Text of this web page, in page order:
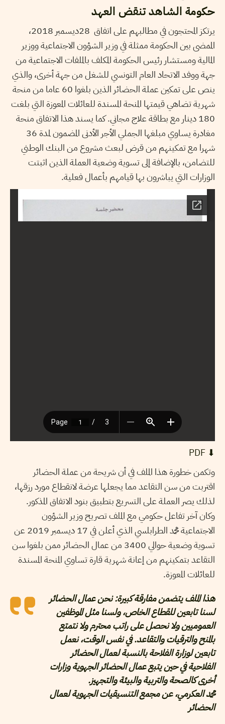
حكومة الشاهد تنقض العهد
يرتكز المحتجون في مطالبهم على اتفاق 28ديسمبر 2018،
الممضى بين الحكومة ممثلة في وزير الشؤون الاجتماعية ووزير
المالية ومستشار رئيس الحكومة المكلف بالملفات الاجتماعية من
جهة ووفد الاتحاد العام التونسي للشغل من جهة أخرى، والذي
ينص على تمكين عملة الحضائر الذين بلغوا 60 عاما من منحة
شهرية تضاهي قيمتها المنحة المسندة للعائلات المعوزة التي بلغت
180 دينار مع بطاقة علاج مجاني. كما يسند هذا الاتفاق منحة
مغادرة يساوي مبلغها الجملي الأجر الأدنى المضمون لمدة 36
شهرا مع تمكينهم من قرض لبعث مشروع من البنك الوطني
للتضامن، بالإضافة إلى تسوية وضعية العملة الذين اثبتت
الوزارات التي يباشرون بها قيامهم بأعمال فعلية.
⬇︎ PDF
وتكمن خطورة هذا الملف في أن شريحة من عملة الحضائر
اقتربت من سن التقاعد مما يجعلها عرضة لانقطاع مورد رزقها،
لذلك يصر العملة على التسريع بتطبيق بنود الاتفاق المذكور.
وكان آخر تفاعل حكومي مع الملف تصريح وزير الشؤون
الاجتماعية محمد الطرابلسي الذي أعلن في 17 ديسمبر 2019 عن
تسوية وضعية حوالي 3400 من عمال الحضائر ممن بلغوا سن
التقاعد بتمكينهم من إعانة شهرية قارة تساوي المنحة المسندة
للعائلات المعوزة.
هذا الملف يتضمن مفارقة كبيرة: نحن عمال الحضائر
لسنا تابعين للقطاع الخاص، ولسنا مثل الموظفين
العموميين ولا نحصل على راتب محترم ولا نتمتع
بالمنح والترقيات والتقاعد. في نفس الوقت، نعمل
تابعين لوزارة الفلاحة بالنسبة لعمال الحضائر
الفلاحية في حين يتبع عمال الحضائر الجهوية وزارات
أخرى كالصحة والتربية والبيئة والتجهيز.
محمد العكرمي، عن مجمع التنسيقيات الجهوية لعمال
الحضائر